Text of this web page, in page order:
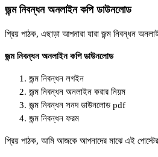
জন্ম নিবন্ধন অনলাইন কপি ডাউনলোড
প্রিয় পাঠক, এছাড়া আপনারা যারা জন্ম নিবন্ধন
জন্ম নিবন্ধন অনলাইন কপি ডাউনলোড
জন্ম নিবন্ধন লগইন
জন্ম নিবন্ধন অনলাইন করার নিয়ম
জন্ম নিবন্ধন সনদ ডাউনলোড pdf
জন্ম নিবন্ধন ফরম
প্রিয় পাঠক, আমি আজকে আপনাদের মাঝে এই পোস্টের